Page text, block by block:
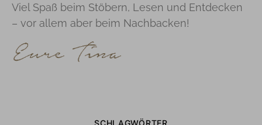
Viel Spaß beim Stöbern, Lesen und Entdecken
– vor allem aber beim Nachbacken!
SCHLAGWÖRTER